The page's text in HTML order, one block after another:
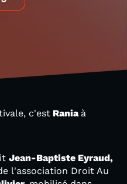
c'est Rania à
Jean-Baptiste Eyraud,
l'association Droit Au